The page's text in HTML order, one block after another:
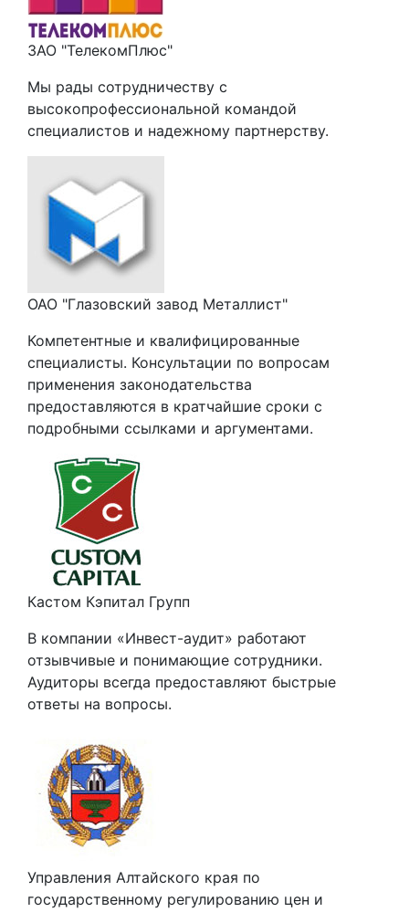
ЗАО "ТелекомПлюс"
Мы рады сотрудничеству с
высокопрофессиональной командой
специалистов и надежному партнерству.
ОАО "Глазовский завод Металлист"
Компетентные и квалифицированные
специалисты. Консультации по вопросам
применения законодательства
предоставляются в кратчайшие сроки с
подробными ссылками и аргументами.
Кастом Кэпитал Групп
В компании «Инвест-аудит» работают
отзывчивые и понимающие сотрудники.
Аудиторы всегда предоставляют быстрые
ответы на вопросы.
Управления Алтайского края по
государственному регулированию цен и